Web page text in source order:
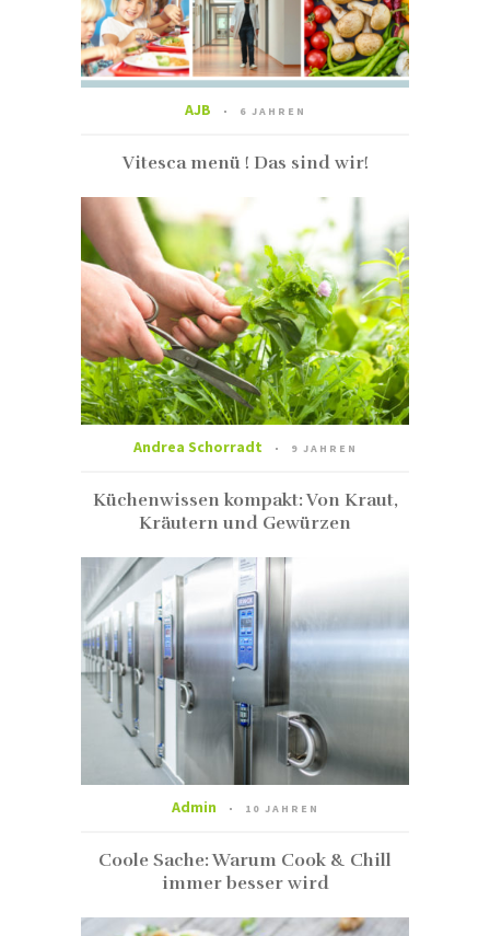
AJB 6 JAHREN
Vitesca menü ! Das sind wir!
Andrea Schorradt 9 JAHREN
Küchenwissen kompakt: Von Kraut,
Kräutern und Gewürzen
Admin 10 JAHREN
Coole Sache: Warum Cook & Chill
immer besser wird